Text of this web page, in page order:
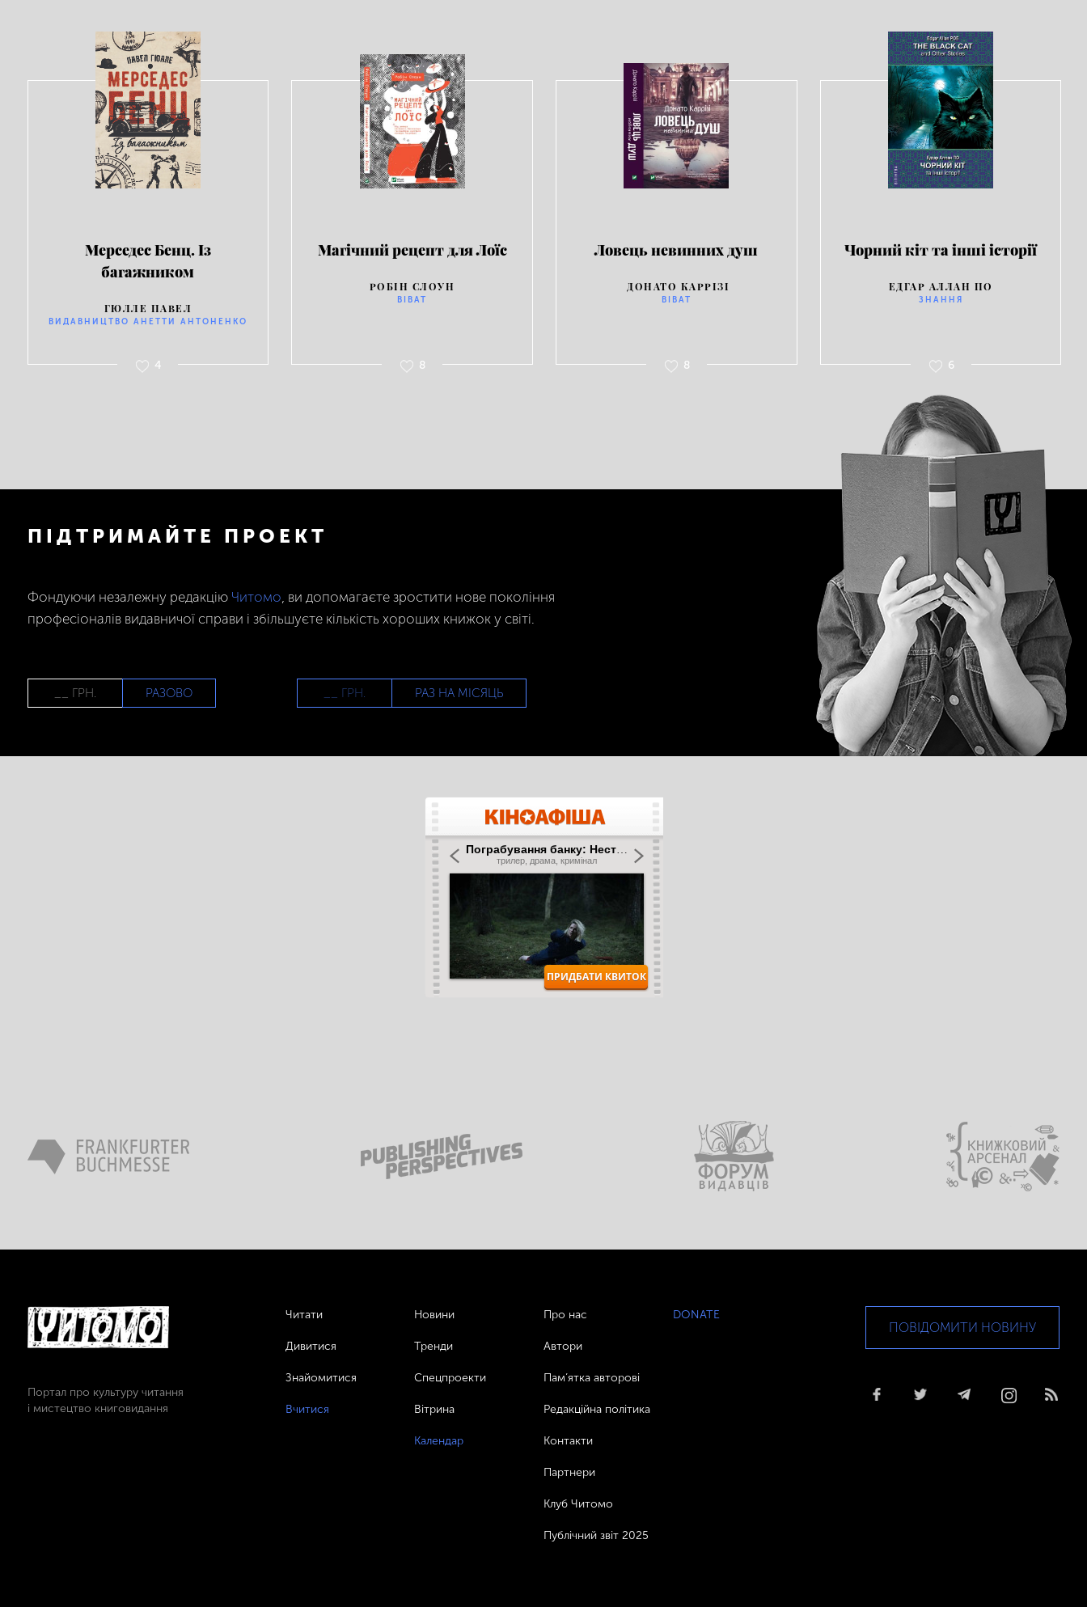
Мерседес Бенц. Із
багажником
ГЮЛЛЕ ПАВЕЛ
ВИДАВНИЦТВО АНЕТТИ АНТОНЕНКО
4
Магічний рецепт для Лоїс
РОБІН СЛОУН
ВІВАТ
8
Ловець невинних душ
ДОНАТО КАРРІЗІ
ВІВАТ
8
Чорний кіт та інші історії
ЕДГАР АЛЛАН ПО
ЗНАННЯ
6
ПІДТРИМАЙТЕ ПРОЕКТ
Фондуючи незалежну редакцію Читомо, ви допомагаєте зростити нове покоління
професіоналів видавничої справи і збільшуєте кількість хороших книжок у світі.
РАЗОВО РАЗ НА МІСЯЦЬ
Портал про культуру читання
і мистецтво книговидання
Читати
Дивитися
Знайомитися
Вчитися
Новини
Тренди
Спецпроекти
Вітрина
Календар
Про нас
Автори
Пам’ятка авторові
Редакційна політика
Контакти
Партнери
Клуб Читомо
Публічний звіт 2025
DONATE
ПОВІДОМИТИ НОВИНУ